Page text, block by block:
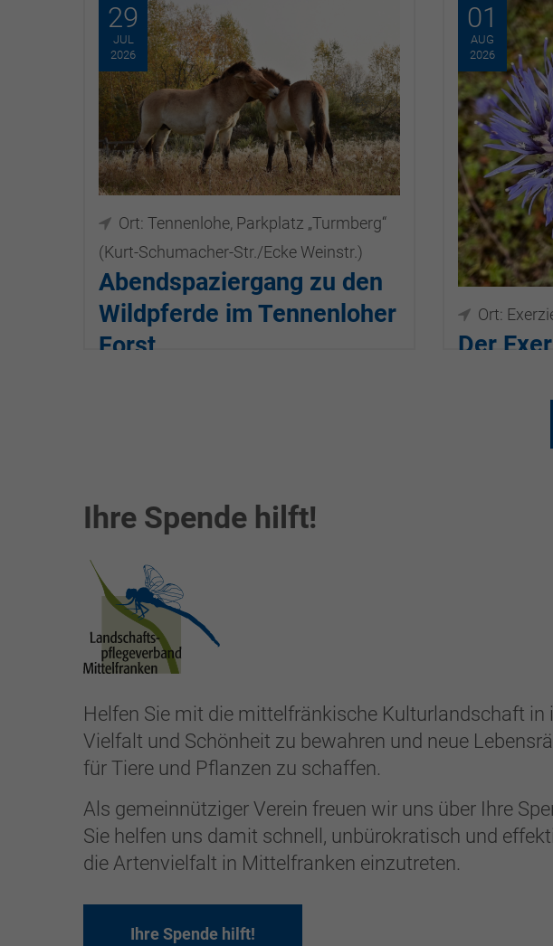
29
JUL
2026
Ort: Tennenlohe, Parkplatz „Turmberg“
(Kurt-Schumacher-Str./Ecke Weinstr.)
Abendspaziergang zu den
Wildpferde im Tennenloher
Forst
01
AUG
2026
Ort:
Der
der
Ihre Spende hilft!
Helfen Sie mit die mittelfränkische Kulturlandschaft in
Vielfalt und Schönheit zu bewahren und neue
für Tiere und Pflanzen zu schaffen.
Als gemeinnütziger Verein freuen wir uns über Ihre
Sie helfen uns damit schnell, unbürokratisch und
die Artenvielfalt in Mittelfranken einzutreten.
Ihre Spende hilft!